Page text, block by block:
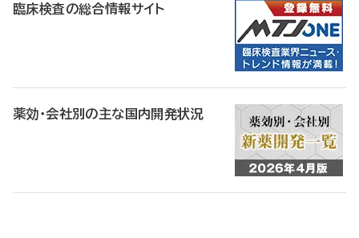
臨床検査の総合情報サイト
薬効・会社別の主な国内開発状況